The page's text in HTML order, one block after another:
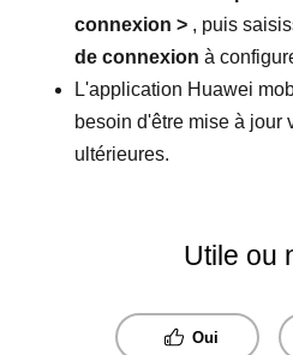
connexion > , puis
de connexion à
L'application Huawei
besoin d'être mise à jour
ultérieures.
Utile ou
Oui